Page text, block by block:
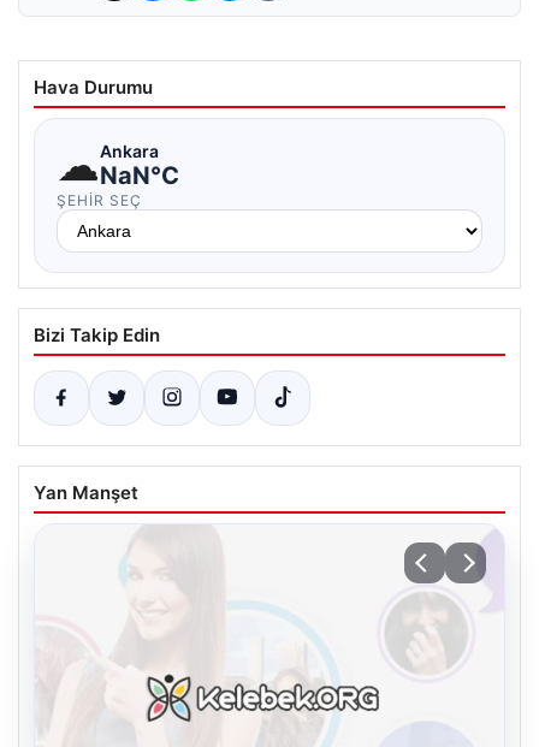
Hava Durumu
☁Ankara
NaN°C
ŞEHIR SEÇ
Bizi Takip Edin
Yan Manşet